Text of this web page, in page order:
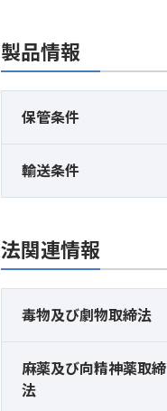
製品情報
保管条件
輸送条件
法関連情報
毒物及び劇物取締法
麻薬及び向精神薬取締
法